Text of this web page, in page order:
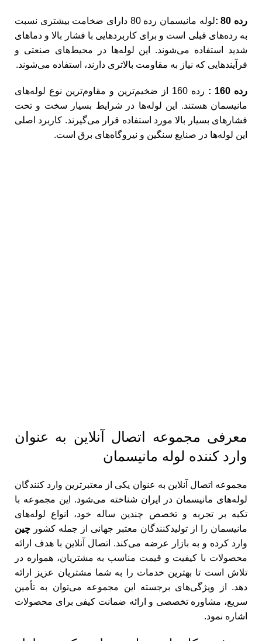
رده 80 :
لوله‌ مانیسمان رده 80 دارای ضخامت بیشتری نسبت
به رده‌های قبلی است و برای کاربردهایی با فشار بالا و دماهای
شدید استفاده می‌شوند. این لوله‌ها در محیط‌های صنعتی و
فرآیندهایی که نیاز به مقاومت بالاتری دارند، استفاده می‌شوند.
رده 160 :
رده 160 از ضخیم‌ترین و مقاوم‌ترین نوع لوله‌های
مانیسمان هستند. این لوله‌ها در شرایط بسیار سخت و تحت
فشارهای بسیار بالا مورد استفاده قرار می‌گیرند. کاربرد اصلی
این لوله‌ها در صنایع سنگین و نیروگاه‌های برق است.
معرفی مجموعه اتصال آنلاین به عنوان
وارد کننده لوله مانیسمان
مجموعه اتصال آنلاین به عنوان یکی از معتبرترین وارد کنندگان
لوله‌های مانیسمان در ایران شناخته می‌شود. این مجموعه با
تکیه بر تجربه و تخصص چندین ساله خود، انواع لوله‌های
مانیسمان را از تولیدکنندگان معتبر جهانی از جمله کشور چین
وارد کرده و به بازار عرضه می‌کند. اتصال آنلاین با هدف ارائه
محصولات با کیفیت و قیمت مناسب به مشتریان، همواره در
تلاش است تا بهترین خدمات را به شما مشتریان عزیز ارائه
دهد. از ویژگی‌های برجسته این مجموعه می‌توان به تأمین
سریع، مشاوره تخصصی و ارائه ضمانت کیفی برای محصولات
اشاره نمود.